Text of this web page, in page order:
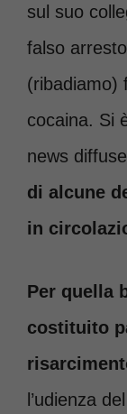
sul suo
falso
(ribadiamo)
cocaina. Si
news
di alcune
in
Per quella
costituito
l’udienza